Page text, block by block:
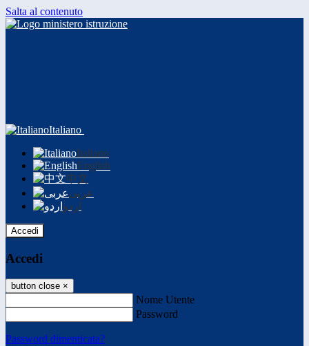
Salta al contenuto
Italiano
Italiano
English
中文
عربى
اردو
Accedi
Accedi
button close ×
Nome Utente
Password
Password dimenticata?